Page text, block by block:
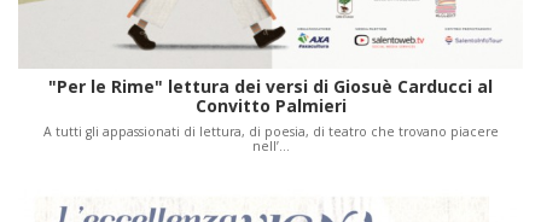
"Per le Rime" lettura dei versi di Giosuè Carducci al
Convitto Palmieri
A tutti gli appassionati di lettura, di poesia, di teatro che trovano piacere
nell’…